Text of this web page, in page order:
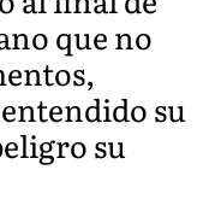
que no
su
su